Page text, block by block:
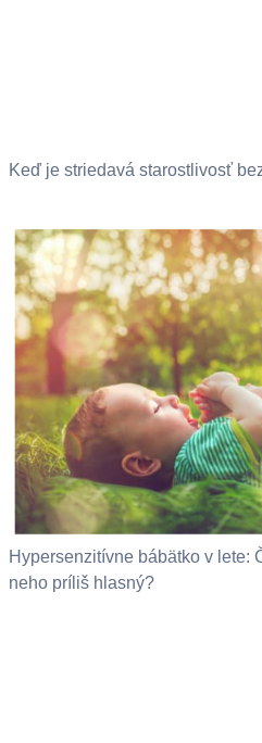
Keď je striedavá starostlivosť
Hypersenzitívne bábätko v lete:
neho príliš hlasný?